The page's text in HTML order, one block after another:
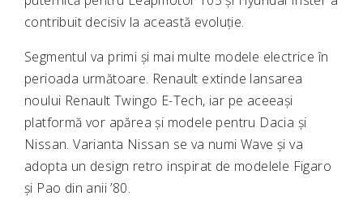
contribuit decisiv la această evoluție.
Segmentul va primi și mai multe modele electrice în
perioada următoare. Renault extinde lansarea
noului Renault Twingo E-Tech, iar pe aceeași
platformă vor apărea și modele pentru Dacia și
Nissan. Varianta Nissan se va numi Wave și va
adopta un design retro inspirat de modelele Figaro
și Pao din anii ’80.